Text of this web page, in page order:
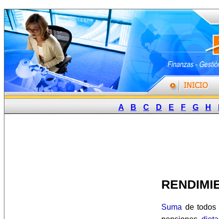
A B C D E F G H
Suma de